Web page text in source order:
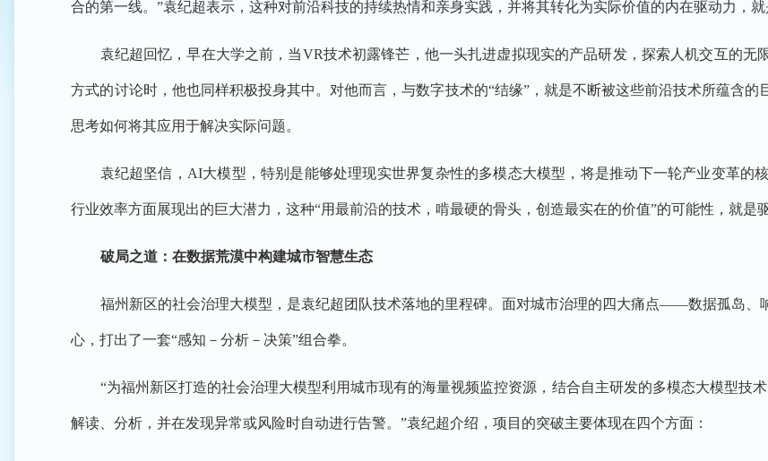
合的第一线。”袁纪超表示，这种对前沿科技的持续热情和亲身实践，并将其转化为实际价值的内在驱动力，
袁纪超回忆，早在大学之前，当VR技术初露锋芒，他一头扎进虚拟现实的产品研发，探索人机交互的
方式的讨论时，他也同样积极投身其中。对他而言，与数字技术的“结缘”，就是不断被这些前沿技术所蕴含
思考如何将其应用于解决实际问题。
袁纪超坚信，AI大模型，特别是能够处理现实世界复杂性的多模态大模型，将是推动下一轮产业变革的
行业效率方面展现出的巨大潜力，这种“用最前沿的技术，啃最硬的骨头，创造最实在的价值”的可能性，就是
破局之道：在数据荒漠中构建城市智慧生态
福州新区的社会治理大模型，是袁纪超团队技术落地的里程碑。面对城市治理的四大痛点——数据孤岛、
心，打出了一套“感知－分析－决策”组合拳。
“为福州新区打造的社会治理大模型利用城市现有的海量视频监控资源，结合自主研发的多模态大模型技
解读、分析，并在发现异常或风险时自动进行告警。”袁纪超介绍，项目的突破主要体现在四个方面：